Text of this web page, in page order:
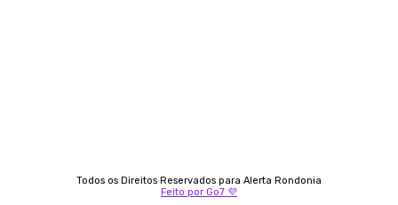
Todos os Direitos Reservados para Alerta Rondonia
Feito por Go7 💜